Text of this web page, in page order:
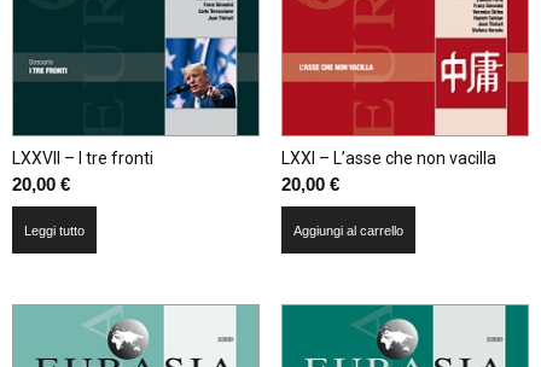
LXXVII – I tre fronti
20,00 €
Leggi tutto
LXXI – L’asse che non vacilla
20,00 €
Aggiungi al carrello